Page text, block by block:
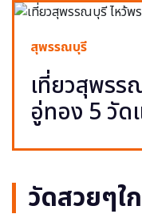
สุพรรณบุรี
เที่ยวสุพรร
อู่ทอง 5 วัด
วัดสวยๆใ